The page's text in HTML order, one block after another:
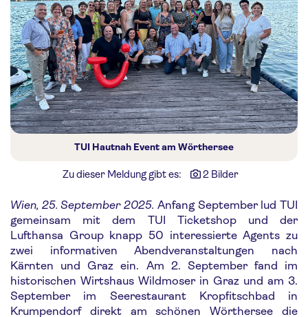
TUI Hautnah Event am Wörthersee
Zu dieser Meldung gibt es: 2 Bilder
Wien, 25. September 2025. Anfang September lud TUI
gemeinsam mit dem TUI Ticketshop und der
Lufthansa Group knapp 50 interessierte Agents zu
zwei informativen Abendveranstaltungen nach
Kärnten und Graz ein. Am 2. September fand im
historischen Wirtshaus Wildmoser in Graz und am 3.
September im Seerestaurant Kropfitschbad in
Krumpendorf direkt am schönen Wörthersee die